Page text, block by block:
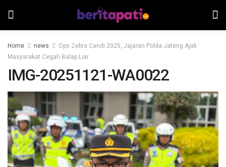
Home news
Ops Zebra Candi 2025, Jajaran Polda Jateng Ajak
Masyarakat Cegah Balap Liar
IMG-20251121-WA0022